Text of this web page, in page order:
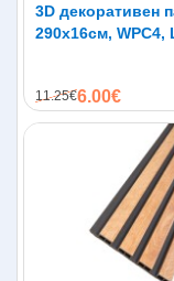
3D декоративен
290х16см, WPC4,
11.25€6.00€